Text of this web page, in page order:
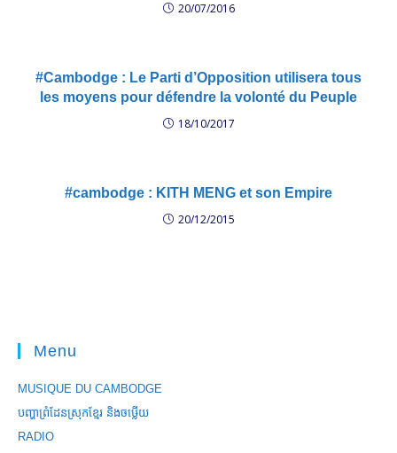
20/07/2016
#Cambodge : Le Parti d’Opposition utilisera tous
les moyens pour défendre la volonté du Peuple
18/10/2017
#cambodge : KITH MENG et son Empire
20/12/2015
Menu
MUSIQUE DU CAMBODGE
បញ្ហាព្រំដែនស្រុកខ្មែរ និងចឞ្លើយ
RADIO